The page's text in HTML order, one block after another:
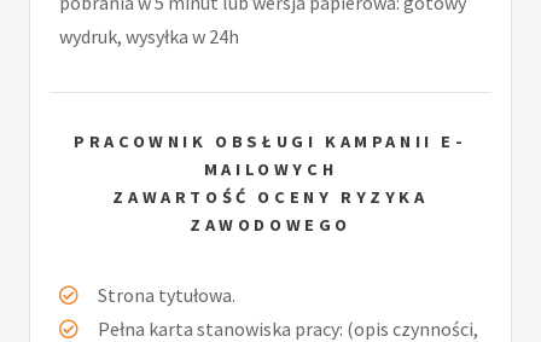
wydruk, wysyłka w 24h
PRACOWNIK OBSŁUGI KAMPANII E-
MAILOWYCH
ZAWARTOŚĆ OCENY RYZYKA
ZAWODOWEGO
Strona tytułowa.
Pełna karta stanowiska pracy: (opis czynności,